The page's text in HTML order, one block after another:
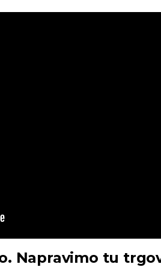
Napravimo tu